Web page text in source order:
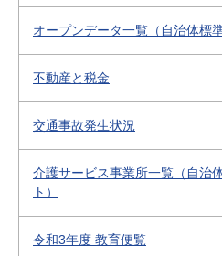
オープンデータ一覧（自治体標
不動産と税金
交通事故発生状況
介護サービス事業所一覧（自治
ト）
令和3年度 教育便覧